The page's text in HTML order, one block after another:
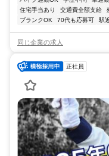
住宅手当あり
交通費全額支給
ブランクOK
70代も応募可 駅
同じ企業の求人
正社員